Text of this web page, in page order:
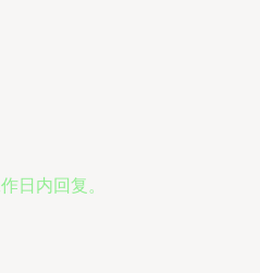
日内回复。